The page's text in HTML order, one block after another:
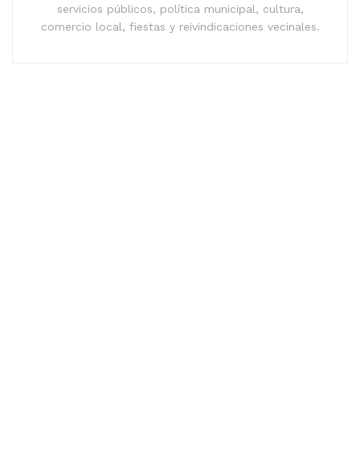
servicios públicos, política municipal, cultura,
comercio local, fiestas y reivindicaciones vecinales.